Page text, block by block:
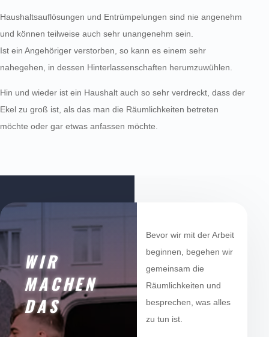
Haushaltsauflösungen und Entrümpelungen sind nie angenehm
und können teilweise auch sehr unangenehm sein.
Ist ein Angehöriger verstorben, so kann es einem sehr
nahegehen, in dessen Hinterlassenschaften herumzuwühlen.
Hin und wieder ist ein Haushalt auch so sehr verdreckt, dass der
Ekel zu groß ist, als das man die Räumlichkeiten betreten
möchte oder gar etwas anfassen möchte.
WIR
MACHEN
DAS
Bevor wir mit der Arbeit
beginnen, begehen wir
gemeinsam die
Räumlichkeiten und
besprechen, was alles
zu tun ist.